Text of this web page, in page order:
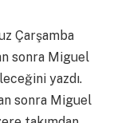
Çarşamba
sonra Miguel
yazdı.
sonra Miguel